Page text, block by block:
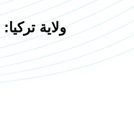
ولاية تركيا: